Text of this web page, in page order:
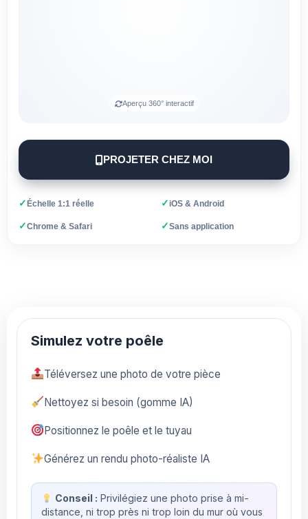
Aperçu 360° interactif
PROJETER CHEZ MOI
✓Échelle 1:1 réelle ✓iOS & Android
✓Chrome & Safari ✓Sans application
Simulez votre poêle
Téléversez une photo de votre pièce
Nettoyez si besoin (gomme IA)
Positionnez le poêle et le tuyau
Générez un rendu photo-réaliste IA
Conseil : Privilégiez une photo prise à mi-
distance, ni trop près ni trop loin du mur où vous